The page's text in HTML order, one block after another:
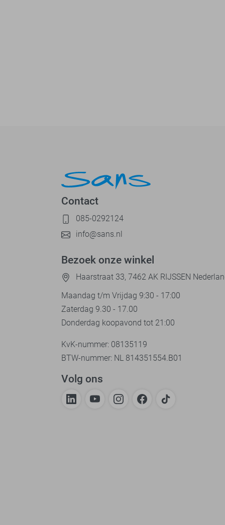
Contact
085-0292124
info@sans.nl
Bezoek onze winkel
Haarstraat 33, 7462 AK RIJSSEN
Maandag t/m Vrijdag 9:30 - 17:00
Zaterdag 9.30 - 17.00
Donderdag koopavond tot 21:00
KvK-nummer: 08135119
BTW-nummer: NL 814351554.B01
Volg ons